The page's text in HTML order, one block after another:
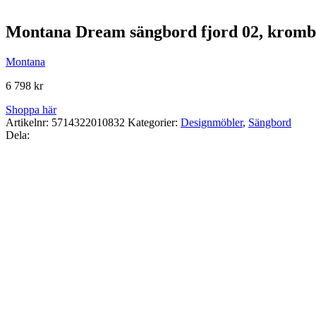
Montana Dream sängbord fjord 02,
Montana
6 798 kr
Shoppa här
Artikelnr: 5714322010832 Kategorier: Designmöbler, Sängbord
Dela: